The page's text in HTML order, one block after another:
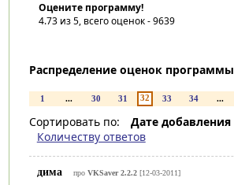
Оцените программу!
4.73из 5, всего оценок -9639
Распределение оценок программы
1 ... 30 31 32 33 34 ...
Сортировать по: Дате добавления
Количеству ответов
дима про VKSaver 2.2.2[12-03-2011]